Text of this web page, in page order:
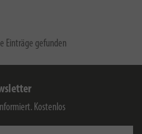
Einträge gefunden
Kostenlos